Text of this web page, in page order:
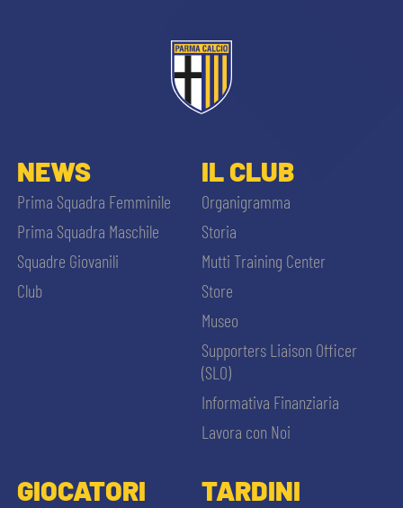
NEWS
Prima Squadra Femminile
Prima Squadra Maschile
Squadre Giovanili
Club
IL CLUB
Organigramma
Storia
Mutti Training Center
Store
Museo
Supporters Liaison Officer
(SLO)
Informativa Finanziaria
Lavora con Noi
GIOCATORI TARDINI